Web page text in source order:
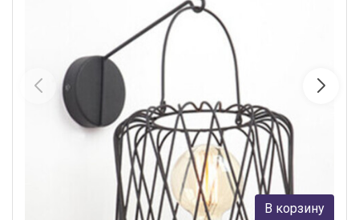
Бра Vitaluce V4764-1/1A
Vitaluce
В корзину